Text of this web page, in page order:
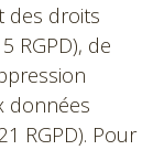
des droits
RGPD), de
données
RGPD). Pour